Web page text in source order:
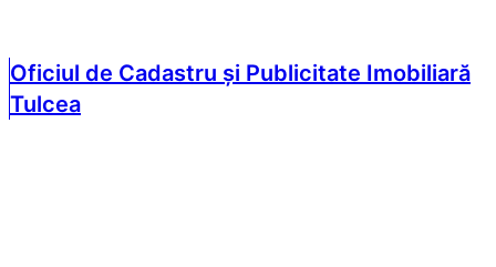
Oficiul de Cadastru și Publicitate Imobiliară
Tulcea